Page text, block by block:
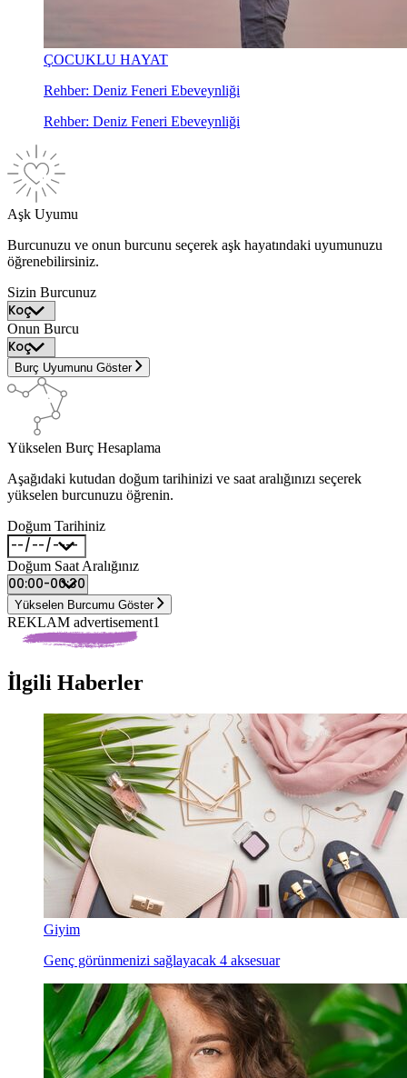
ÇOCUKLU HAYAT
Rehber: Deniz Feneri Ebeveynliği
Rehber: Deniz Feneri Ebeveynliği
Aşk Uyumu
Burcunuzu ve onun burcunu seçerek aşk hayatındaki uyumunuzu
öğrenebilirsiniz.
Sizin Burcunuz
Onun Burcu
Burç Uyumunu Göster
Yükselen Burç Hesaplama
Aşağıdaki kutudan doğum tarihinizi ve saat aralığınızı seçerek
yükselen burcunuzu öğrenin.
Doğum Tarihiniz
Doğum Saat Aralığınız
Yükselen Burcumu Göster
REKLAM advertisement1
İlgili Haberler
Giyim
Genç görünmenizi sağlayacak 4 aksesuar